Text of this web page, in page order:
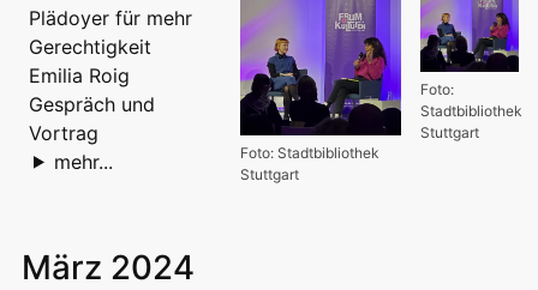
Foto:
Stadtbibliothek
Stuttgart
Foto: Stadtbibliothek
Stuttgart
Plädoyer für mehr
Gerechtigkeit
Emilia Roig
Gespräch und
Vortrag
mehr...
März 2024